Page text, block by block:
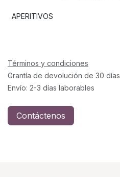
APERITIVOS
Términos y condiciones
Grantía de devolución de 30 días
Envío: 2-3 días laborables
Contáctenos